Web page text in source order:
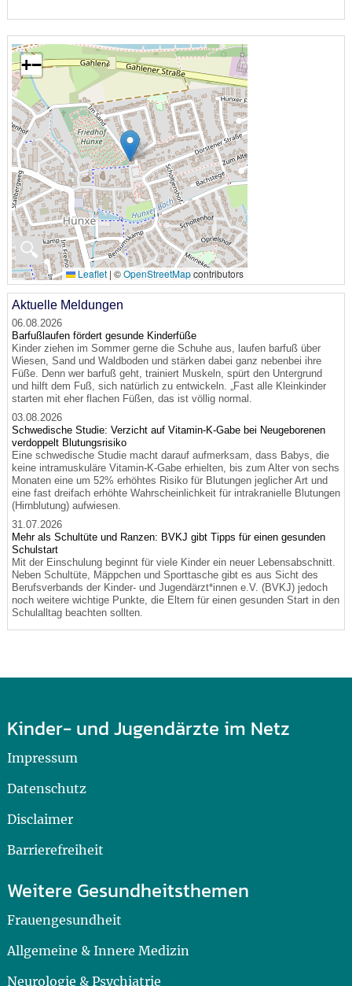
🔍
+−
Leaflet| ©OpenStreetMapcontributors
Aktuelle Meldungen
06.08.2026
Barfußlaufen fördert gesunde Kinderfüße
Kinder ziehen im Sommer gerne die Schuhe aus, laufen barfuß über
Wiesen, Sand und Waldboden und stärken dabei ganz nebenbei ihre
Füße. Denn wer barfuß geht, trainiert Muskeln, spürt den Untergrund
und hilft dem Fuß, sich natürlich zu entwickeln. „Fast alle Kleinkinder
starten mit eher flachen Füßen, das ist völlig normal.
03.08.2026
Schwedische Studie: Verzicht auf Vitamin-K-Gabe bei Neugeborenen
verdoppelt Blutungsrisiko
Eine schwedische Studie macht darauf aufmerksam, dass Babys, die
keine intramuskuläre Vitamin-K-Gabe erhielten, bis zum Alter von sechs
Monaten eine um 52% erhöhtes Risiko für Blutungen jeglicher Art und
eine fast dreifach erhöhte Wahrscheinlichkeit für intrakranielle Blutungen
(Hirnblutung) aufwiesen.
31.07.2026
Mehr als Schultüte und Ranzen: BVKJ gibt Tipps für einen gesunden
Schulstart
Mit der Einschulung beginnt für viele Kinder ein neuer Lebensabschnitt.
Neben Schultüte, Mäppchen und Sporttasche gibt es aus Sicht des
Berufsverbands der Kinder- und Jugendärzt*innen e.V. (BVKJ) jedoch
noch weitere wichtige Punkte, die Eltern für einen gesunden Start in den
Schulalltag beachten sollten.
Kinder- und Jugendärzte im Netz
Impressum
Datenschutz
Disclaimer
Barrierefreiheit
Weitere Gesundheitsthemen
Frauengesundheit
Allgemeine & Innere Medizin
Neurologie & Psychiatrie